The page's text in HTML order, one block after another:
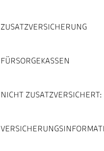
ZUSATZVERSICHERUNG
FÜRSORGEKASSEN
NICHT